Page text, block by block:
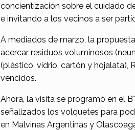
concientización sobre el cuidado
e invitando a los vecinos a ser
A mediados de marzo, la
acercar residuos voluminosos
(plástico, vidrio, cartón y hojalata),
vencidos.
Ahora, la visita se programó en el
señalizados los volquetes para
en Malvinas Argentinas y